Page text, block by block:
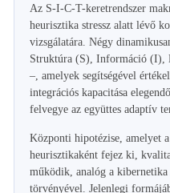
Az S-I-C-T-keretrendszer
heurisztika stressz alatt lévő
vizsgálatára. Négy
Struktúra (S), Információ (I),
–, amelyek segítségével
integrációs kapacitása
felvegye az együttes adaptív
Központi hipotézise, amelyet a
heurisztikaként fejez ki,
működik, analóg a kibernetika
törvényével. Jelenlegi